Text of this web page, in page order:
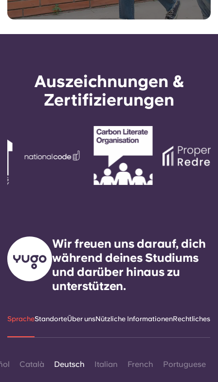
Auszeichnungen &
Zertifizierungen
Wir freuen uns darauf, dich
während deines Studiums
und darüber hinaus zu
unterstützen.
SpracheStandorteÜber unsNützliche InformationenRechtliches
Català Deutsch Italian French Portuguese